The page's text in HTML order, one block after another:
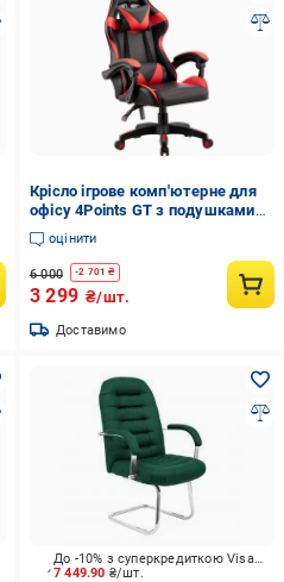
Крісло ігрове комп'ютерне для
офісу 4Points GT з подушками
Червоний (40036)
оцінити
6 000 -2 701 ₴
3 299 ₴/шт.
Доставимо
7 449.90 ₴/шт.
До -10% з суперкредиткою Visa Вигода